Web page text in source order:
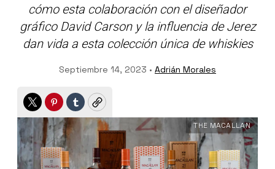
cómo esta colaboración con el diseñador
gráfico David Carson y la influencia de Jerez
dan vida a esta colección única de whiskies
Septiembre 14, 2023 • Adrián Morales
TwitterPinterest
TumblrCopy
THE MACALLAN